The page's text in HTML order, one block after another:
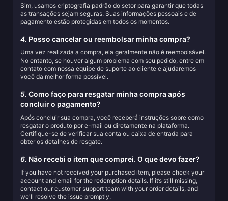
Sim, usamos criptografia padrão do setor para garantir que todas
as transações sejam seguras. Suas informações pessoais e de
pagamento estão protegidas em todos os momentos.
4. Posso cancelar ou reembolsar minha compra?
Uma vez realizada a compra, ela geralmente não é reembolsável.
No entanto, se houver algum problema com seu pedido, entre em
contato com nossa equipe de suporte ao cliente e ajudaremos
você da melhor forma possível.
5. Como faço para resgatar minha compra após
concluir o pagamento?
Após concluir sua compra, você receberá instruções sobre como
resgatar o produto por e-mail ou diretamente na plataforma.
Certifique-se de verificar sua conta ou caixa de entrada para
obter os detalhes de resgate.
6. Não recebi o item que comprei. O que devo fazer?
If you have not received your purchased item, please check your
account and email for the redemption details. If it’s still missing,
contact our customer support team with your order details, and
we'll resolve the issue promptly.